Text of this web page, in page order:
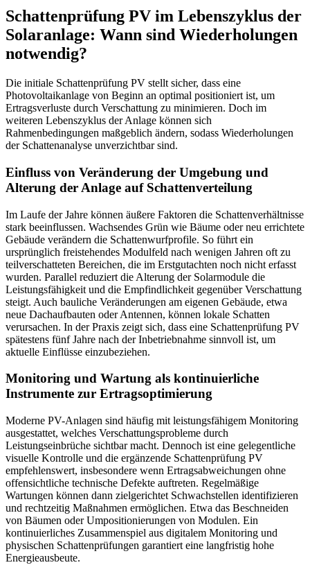
Schattenprüfung PV im Lebenszyklus der
Solaranlage: Wann sind Wiederholungen
notwendig?
Die initiale Schattenprüfung PV stellt sicher, dass eine
Photovoltaikanlage von Beginn an optimal positioniert ist, um
Ertragsverluste durch Verschattung zu minimieren. Doch im
weiteren Lebenszyklus der Anlage können sich
Rahmenbedingungen maßgeblich ändern, sodass Wiederholungen
der Schattenanalyse unverzichtbar sind.
Einfluss von Veränderung der Umgebung und
Alterung der Anlage auf Schattenverteilung
Im Laufe der Jahre können äußere Faktoren die Schattenverhältnisse
stark beeinflussen. Wachsendes Grün wie Bäume oder neu errichtete
Gebäude verändern die Schattenwurfprofile. So führt ein
ursprünglich freistehendes Modulfeld nach wenigen Jahren oft zu
teilverschatteten Bereichen, die im Erstgutachten noch nicht erfasst
wurden. Parallel reduziert die Alterung der Solarmodule die
Leistungsfähigkeit und die Empfindlichkeit gegenüber Verschattung
steigt. Auch bauliche Veränderungen am eigenen Gebäude, etwa
neue Dachaufbauten oder Antennen, können lokale Schatten
verursachen. In der Praxis zeigt sich, dass eine Schattenprüfung PV
spätestens fünf Jahre nach der Inbetriebnahme sinnvoll ist, um
aktuelle Einflüsse einzubeziehen.
Monitoring und Wartung als kontinuierliche
Instrumente zur Ertragsoptimierung
Moderne PV-Anlagen sind häufig mit leistungsfähigem Monitoring
ausgestattet, welches Verschattungsprobleme durch
Leistungseinbrüche sichtbar macht. Dennoch ist eine gelegentliche
visuelle Kontrolle und die ergänzende Schattenprüfung PV
empfehlenswert, insbesondere wenn Ertragsabweichungen ohne
offensichtliche technische Defekte auftreten. Regelmäßige
Wartungen können dann zielgerichtet Schwachstellen identifizieren
und rechtzeitig Maßnahmen ermöglichen. Etwa das Beschneiden
von Bäumen oder Umpositionierungen von Modulen. Ein
kontinuierliches Zusammenspiel aus digitalem Monitoring und
physischen Schattenprüfungen garantiert eine langfristig hohe
Energieausbeute.